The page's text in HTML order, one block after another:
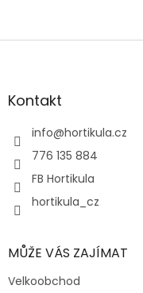
Z
aKontakt
info@hortikula.cz
776 135 884
FB Hortikula
hortikula_cz
MŮŽE VÁS ZAJÍMAT
Velkoobchod